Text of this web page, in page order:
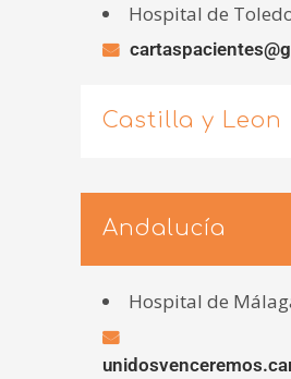
Hospital de
Castilla y Leon
Andalucía
Hospital de